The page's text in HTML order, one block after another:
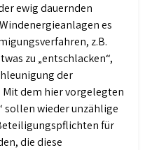
ewig dauernden
es
z.B.
zu „entschlacken“,
der
dem hier vorgelegten
sollen wieder unzählige
für
die diese